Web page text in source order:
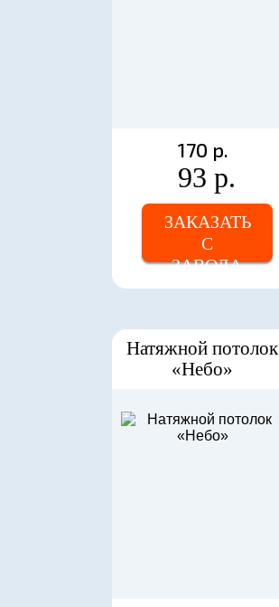
170 р.
93 р.
ЗАКАЗАТЬ
С
ЗАВОДА
Натяжной потолок
«Небо»